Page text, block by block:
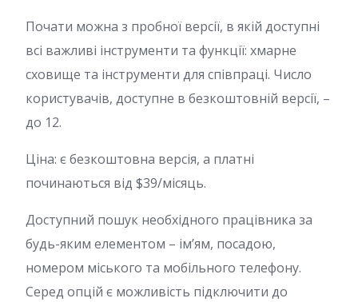
Почати можна з пробної версії, в якій доступні
всі важливі інструменти та функції: хмарне
сховище та інструменти для співпраці. Число
користувачів, доступне в безкоштовній версії, –
до 12.
Ціна: є безкоштовна версія, а платні
починаються від $39/місяць.
Доступний пошук необхідного працівника за
будь-яким елементом – ім’ям, посадою,
номером міського та мобільного телефону.
Серед опцій є можливість підключити до